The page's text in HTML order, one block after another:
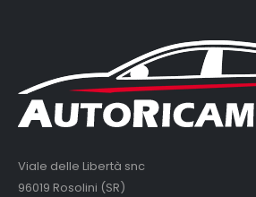
Viale delle Libertà snc
96019 Rosolini (SR)